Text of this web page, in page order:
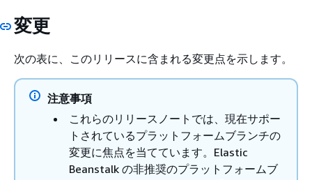
変更
次の表に、このリリースに含まれる変更点を示します。
注意事項
これらのリリースノートでは、現在サポー
トされているプラットフォームブランチの
変更に焦点を当てています。Elastic
Beanstalk の非推奨のプラットフォームブ